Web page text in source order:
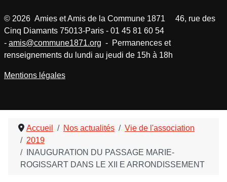
Accueil Nos actualités
Vie de l'association
2019
INAUGURATION DU PASSAGE MARIE-
ROGISSART DANS LE XII E ARRONDISSEMENT
© 2026 Amies et Amis de la Commune 1871 46, rue des
Cinq Diamants 75013-Paris - 01 45 81 60 54
- amis@commune1871.org - Permanences et
renseignements du lundi au jeudi de 15h à 18h
Mentions légales